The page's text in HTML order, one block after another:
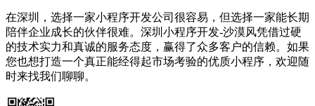
在深圳，选择一家小程序开发公司很容易，但选择一家能长期
陪伴企业成长的伙伴很难。深圳小程序开发-沙漠风凭借过硬
的技术实力和真诚的服务态度，赢得了众多客户的信赖。如果
您也想打造一个真正能经得起市场考验的优质小程序，欢迎随
时来找我们聊聊。